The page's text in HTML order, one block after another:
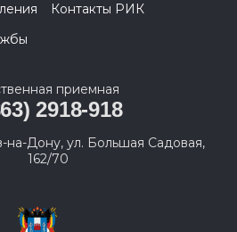
Контакты РИК
приемная
2918-918
на-Дону, ул. Большая Садовая,
162/70